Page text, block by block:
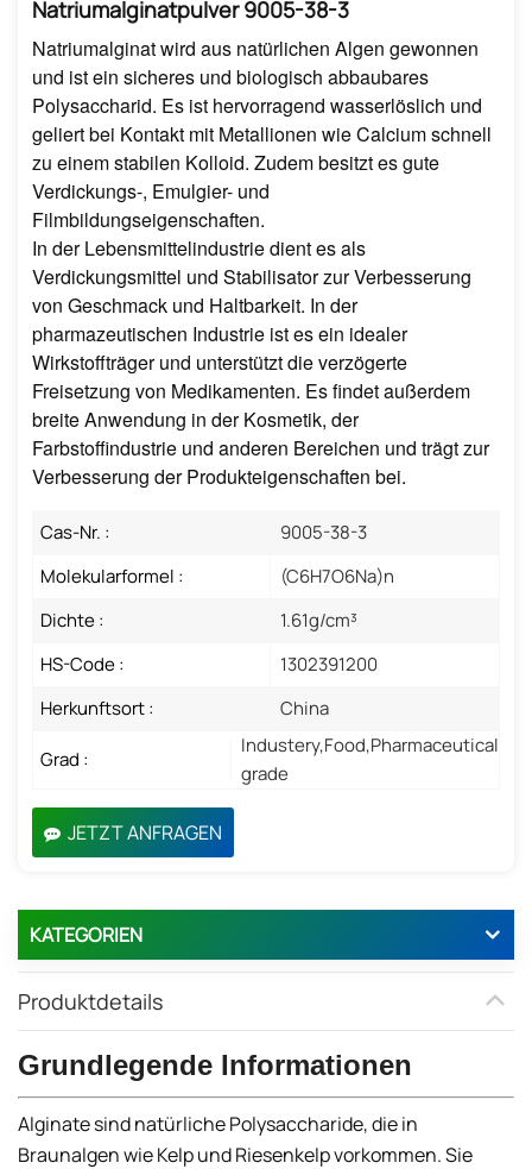
Natriumalginatpulver 9005-38-3
Natriumalginat wird aus natürlichen Algen gewonnen
und ist ein sicheres und biologisch abbaubares
Polysaccharid. Es ist hervorragend wasserlöslich und
geliert bei Kontakt mit Metallionen wie Calcium schnell
zu einem stabilen Kolloid. Zudem besitzt es gute
Verdickungs-, Emulgier- und
Filmbildungseigenschaften.
In der Lebensmittelindustrie dient es als
Verdickungsmittel und Stabilisator zur Verbesserung
von Geschmack und Haltbarkeit. In der
pharmazeutischen Industrie ist es ein idealer
Wirkstoffträger und unterstützt die verzögerte
Freisetzung von Medikamenten. Es findet außerdem
breite Anwendung in der Kosmetik, der
Farbstoffindustrie und anderen Bereichen und trägt zur
Verbesserung der Produkteigenschaften bei.
Cas-Nr. :
9005-38-3
Molekularformel :
(C6H7O6Na)n
Dichte :
1.61g/cm³
HS-Code :
1302391200
Herkunftsort :
China
Grad :
Industery,Food,Pharmaceutical
grade
JETZT ANFRAGEN
KATEGORIEN
Produktdetails
Grundlegende Informationen
Alginate sind natürliche Polysaccharide, die in
Braunalgen wie Kelp und Riesenkelp vorkommen. Sie